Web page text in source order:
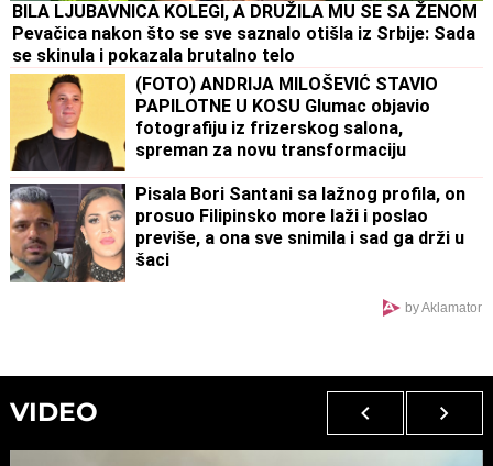
BILA LJUBAVNICA KOLEGI, A DRUŽILA MU SE SA ŽENOM
Pevačica nakon što se sve saznalo otišla iz Srbije: Sada
se skinula i pokazala brutalno telo
(FOTO) ANDRIJA MILOŠEVIĆ STAVIO
PAPILOTNE U KOSU Glumac objavio
fotografiju iz frizerskog salona,
spreman za novu transformaciju
Pisala Bori Santani sa lažnog profila, on
prosuo Filipinsko more laži i poslao
previše, a ona sve snimila i sad ga drži u
šaci
by Aklamator
VIDEO